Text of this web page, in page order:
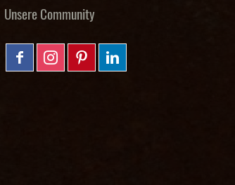
Unsere Community